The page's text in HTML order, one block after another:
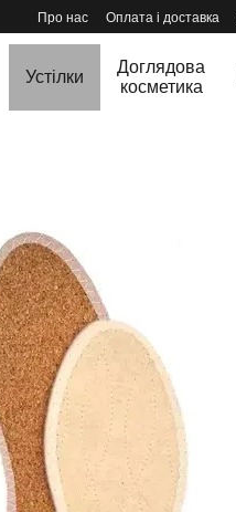
Про нас Оплата і доставка
Устілки
Доглядова
косметика